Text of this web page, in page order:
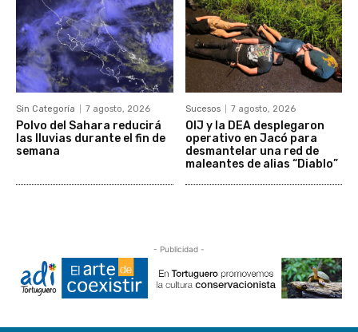
Sin Categoría 7 agosto, 2026
Polvo del Sahara reducirá
las lluvias durante el fin de
semana
Sucesos 7 agosto, 2026
OIJ y la DEA desplegaron
operativo en Jacó para
desmantelar una red de
maleantes de alias “Diablo”
- Publicidad -